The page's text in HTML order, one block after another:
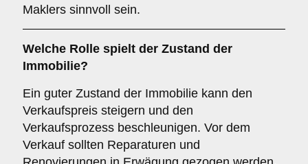
Maklers sinnvoll sein.
Welche Rolle spielt der Zustand der
Immobilie?
Ein guter Zustand der Immobilie kann den
Verkaufspreis steigern und den
Verkaufsprozess beschleunigen. Vor dem
Verkauf sollten Reparaturen und